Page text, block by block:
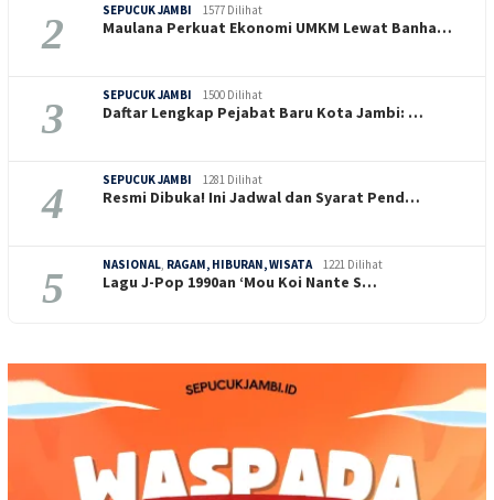
2 SEPUCUK JAMBI 1577 Dilihat
Maulana Perkuat Ekonomi UMKM Lewat Banha…
3 SEPUCUK JAMBI 1500 Dilihat
Daftar Lengkap Pejabat Baru Kota Jambi: …
4 SEPUCUK JAMBI 1281 Dilihat
Resmi Dibuka! Ini Jadwal dan Syarat Pend…
5 NASIONAL RAGAM, HIBURAN, WISATA 1221 Dilihat
Lagu J-Pop 1990an ‘Mou Koi Nante S…